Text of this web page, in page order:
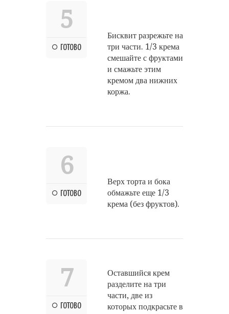
5
ГОТОВО
Бисквит разрежьте на
три части. 1/3 крема
смешайте с фруктами
и смажьте этим
кремом два нижних
коржа.
6
ГОТОВО
Верх торта и бока
обмажьте еще 1/3
крема (без фруктов).
7
ГОТОВО
Оставшийся крем
разделите на три
части, две из
которых подкрасьте в